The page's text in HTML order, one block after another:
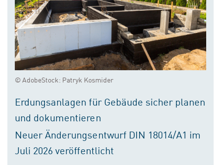
© AdobeStock: Patryk Kosmider
Erdungsanlagen für Gebäude sicher planen
und dokumentieren
Neuer Änderungsentwurf DIN 18014/A1 im
Juli 2026 veröffentlicht